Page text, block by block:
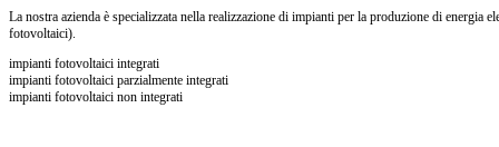
La nostra azienda è specializzata nella realizzazione di impianti per la produzione di
fotovoltaici).
impianti fotovoltaici integrati
impianti fotovoltaici parzialmente integrati
impianti fotovoltaici non integrati